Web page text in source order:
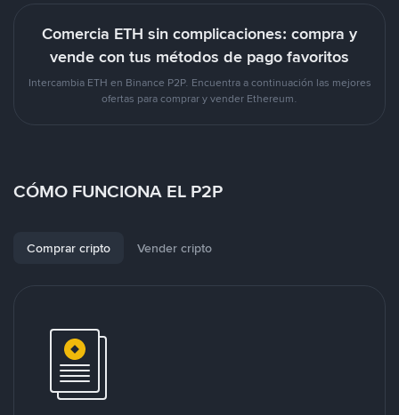
Comercia ETH sin complicaciones: compra y
vende con tus métodos de pago favoritos
Intercambia ETH en Binance P2P. Encuentra a continuación las mejores
ofertas para comprar y vender Ethereum.
CÓMO FUNCIONA EL P2P
Comprar cripto Vender cripto